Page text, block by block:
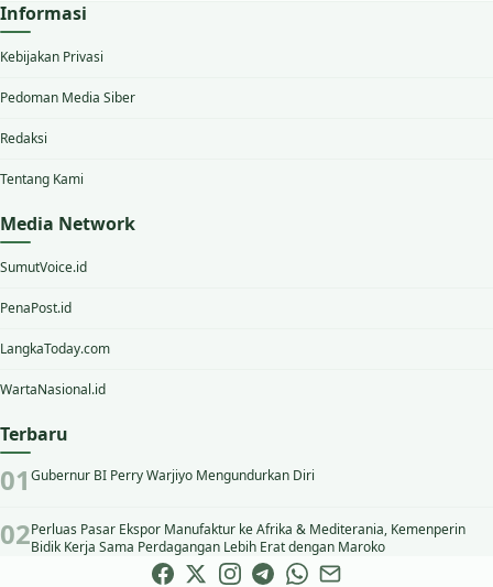
Informasi
Kebijakan Privasi
Pedoman Media Siber
Redaksi
Tentang Kami
Media Network
SumutVoice.id
PenaPost.id
LangkaToday.com
WartaNasional.id
Terbaru
Gubernur BI Perry Warjiyo Mengundurkan Diri
Perluas Pasar Ekspor Manufaktur ke Afrika & Mediterania, Kemenperin
Bidik Kerja Sama Perdagangan Lebih Erat dengan Maroko